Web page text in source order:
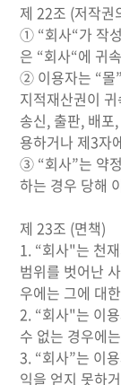
제 22조 (저작권
① “회사“가 작
은 “회사“에 귀
② 이용자는 “몰
지적재산권이
송신, 출판, 배포
용하거나 제3자
③ “회사”는 약
하는 경우 당해
제 23조 (면책)
1. “회사"는 천
범위를 벗어난
우에는 그에 대
2. “회사"는 이
수 없는 경우에
3. “회사”는 이
익을 얻지 못하